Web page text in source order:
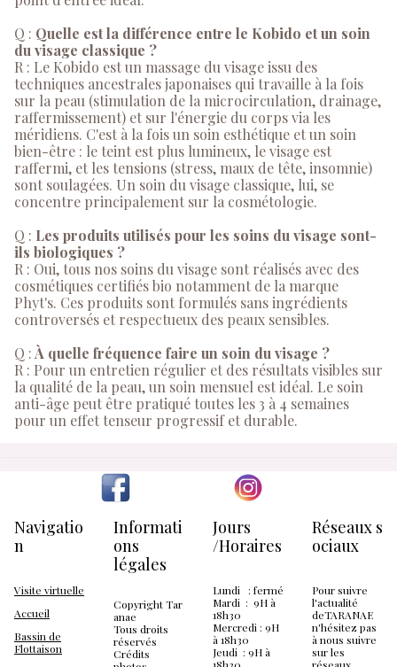
Q : Quelle est la différence entre le Kobido et un soin
du visage classique ?
R : Le Kobido est un massage du visage issu des
techniques ancestrales japonaises qui travaille à la fois
sur la peau (stimulation de la microcirculation, drainage,
raffermissement) et sur l'énergie du corps via les
méridiens. C'est à la fois un soin esthétique et un soin
bien-être : le teint est plus lumineux, le visage est
raffermi, et les tensions (stress, maux de tête, insomnie)
sont soulagées. Un soin du visage classique, lui, se
concentre principalement sur la cosmétologie.
Q : Les produits utilisés pour les soins du visage sont-
ils biologiques ?
R : Oui, tous nos soins du visage sont réalisés avec des
cosmétiques certifiés bio notamment de la marque
Phyt's. Ces produits sont formulés sans ingrédients
controversés et respectueux des peaux sensibles.
Q :À quelle fréquence faire un soin du visage ?
R : Pour un entretien régulier et des résultats visibles sur
la qualité de la peau, un soin mensuel est idéal. Le soin
anti-âge peut être pratiqué toutes les 3 à 4 semaines
pour un effet tenseur progressif et durable.
Navigatio
n
Visite virtuelle
Accueil
Bassin de
Flottaison
Informati
ons
légales
Copyright Tar
anae
Tous droits
réservés
Crédits
Jours
/Horaires
Lundi : fermé
Mardi : 9H à
18h30
Mercredi : 9H
à 18h30
Jeudi : 9H à
Réseaux s
ociaux
Pour suivre
l'actualité
deTARANAE
n'hésitez pas
à nous suivre
sur les